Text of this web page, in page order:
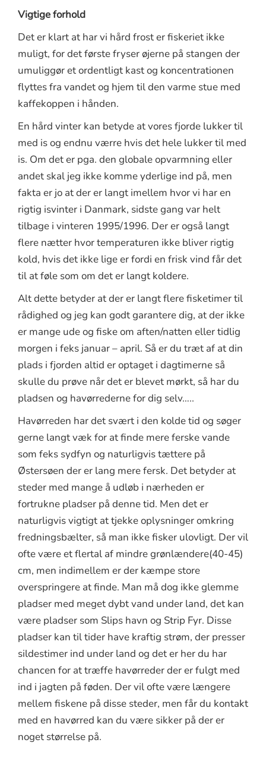
Vigtige forhold
Det er klart at har vi hård frost er fiskeriet ikke
muligt, for det første fryser øjerne på stangen der
umuliggør et ordentligt kast og koncentrationen
flyttes fra vandet og hjem til den varme stue med
kaffekoppen i hånden.
En hård vinter kan betyde at vores fjorde lukker til
med is og endnu værre hvis det hele lukker til med
is. Om det er pga. den globale opvarmning eller
andet skal jeg ikke komme yderlige ind på, men
fakta er jo at der er langt imellem hvor vi har en
rigtig isvinter i Danmark, sidste gang var helt
tilbage i vinteren 1995/1996. Der er også langt
flere nætter hvor temperaturen ikke bliver rigtig
kold, hvis det ikke lige er fordi en frisk vind får det
til at føle som om det er langt koldere.
Alt dette betyder at der er langt flere fisketimer til
rådighed og jeg kan godt garantere dig, at der ikke
er mange ude og fiske om aften/natten eller tidlig
morgen i feks januar – april. Så er du træt af at din
plads i fjorden altid er optaget i dagtimerne så
skulle du prøve når det er blevet mørkt, så har du
pladsen og havørrederne for dig selv…..
Havørreden har det svært i den kolde tid og søger
gerne langt væk for at finde mere ferske vande
som feks sydfyn og naturligvis tættere på
Østersøen der er lang mere fersk. Det betyder at
steder med mange å udløb i nærheden er
fortrukne pladser på denne tid. Men det er
naturligvis vigtigt at tjekke oplysninger omkring
fredningsbælter, så man ikke fisker ulovligt. Der vil
ofte være et flertal af mindre grønlændere(40-45)
cm, men indimellem er der kæmpe store
overspringere at finde. Man må dog ikke glemme
pladser med meget dybt vand under land, det kan
være pladser som Slips havn og Strip Fyr. Disse
pladser kan til tider have kraftig strøm, der presser
sildestimer ind under land og det er her du har
chancen for at træffe havørreder der er fulgt med
ind i jagten på føden. Der vil ofte være længere
mellem fiskene på disse steder, men får du kontakt
med en havørred kan du være sikker på der er
noget størrelse på.